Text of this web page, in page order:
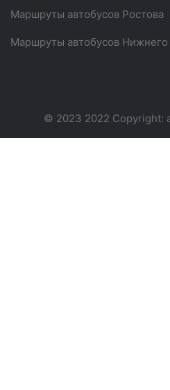
Маршруты автобусов Ростова
Маршруты автобусов Нижнего
© 2023 2022 Copyright: